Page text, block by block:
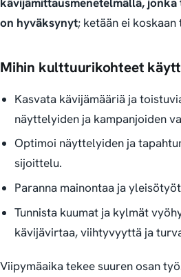
on hyväksynyt; ketään ei koskaan
Mihin kulttuurikohteet
Kasvata kävijämääriä ja
näyttelyiden ja kampanjoiden
Optimoi näyttelyiden ja
sijoittelu.
Paranna mainontaa ja
Tunnista kuumat ja kylmät
kävijävirtaa, viihtyvyyttä ja
Viipymäaika tekee suuren osan